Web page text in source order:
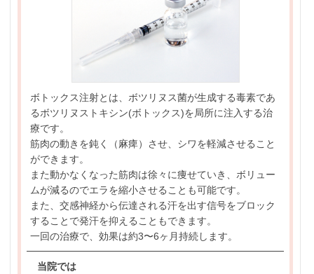
ボトックス注射とは、ボツリヌス菌が生成する毒素であ
るボツリヌストキシン(ボトックス)を局所に注入する治
療です。
筋肉の動きを鈍く（麻痺）させ、シワを軽減させること
ができます。
また動かなくなった筋肉は徐々に痩せていき、ボリュー
ムが減るのでエラを縮小させることも可能です。
また、交感神経から伝達される汗を出す信号をブロック
することで発汗を抑えることもできます。
一回の治療で、効果は約3〜6ヶ月持続します。
当院では